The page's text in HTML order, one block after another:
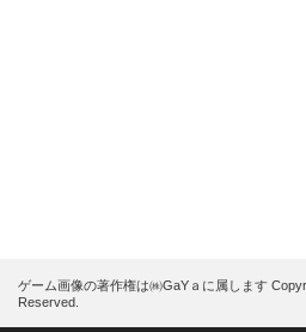
ゲーム画像の著作権は㈱GaYａに属します
Reserved.